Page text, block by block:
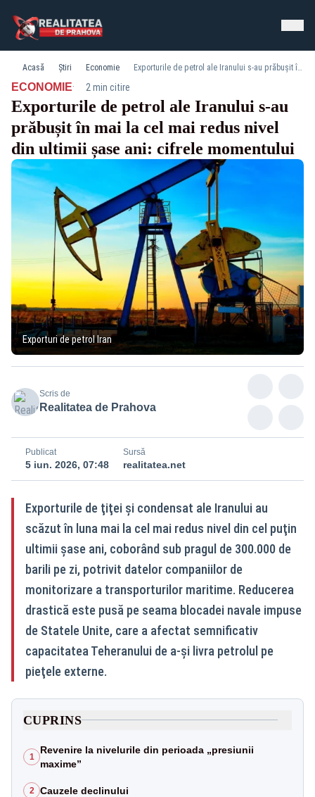
Acasă Știri Economie Exporturile de petrol ale Iranului s-au prăbușit în mai la cel mai redus nivel din ultimii șase ani: cifrele momentului
ECONOMIE· 2 min citire
Exporturile de petrol ale Iranului s-au
prăbușit în mai la cel mai redus nivel
din ultimii șase ani: cifrele momentului
Exporturi de petrol Iran
Scris de
Realitatea de Prahova
Publicat
5 iun. 2026, 07:48
Sursă
realitatea.net
Exporturile de ţiţei şi condensat ale Iranului au
scăzut în luna mai la cel mai redus nivel din cel puţin
ultimii şase ani, coborând sub pragul de 300.000 de
barili pe zi, potrivit datelor companiilor de
monitorizare a transporturilor maritime. Reducerea
drastică este pusă pe seama blocadei navale impuse
de Statele Unite, care a afectat semnificativ
capacitatea Teheranului de a-şi livra petrolul pe
pieţele externe.
CUPRINS
1
Revenire la nivelurile din perioada „presiunii
maxime”
2 Cauzele declinului